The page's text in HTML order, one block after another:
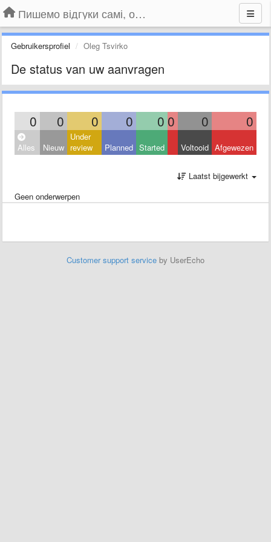
Пишемо відгуки самі, обговорюємо інші ідеї та пропозиції до Громадського Телебачення
Gebruikersprofiel Oleg Tsvirko
De status van uw aanvragen
0 0 0 0 0 0 0 0
Alles Nieuw
Under
review
Planned Started Voltooid Afgewezen
Laatst bijgewerkt
Geen onderwerpen
Customer support service by UserEcho